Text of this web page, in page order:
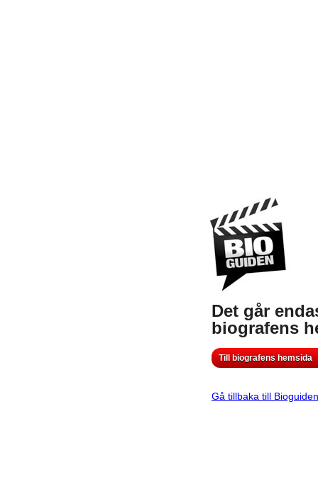
Det går
biografens
Till biografens hemsida
Gå tillbaka till Bioguiden